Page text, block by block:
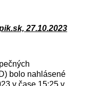
27.10.2023
bolo nahlásené
v čase 15:25 v